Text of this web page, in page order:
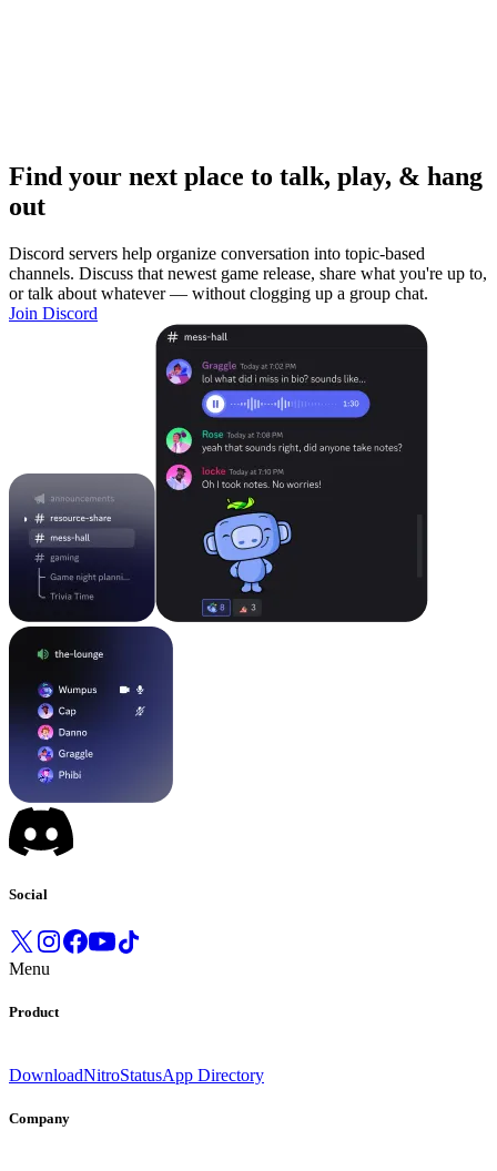
Find your next place to talk, play, & hang
out
Discord servers help organize conversation into topic-based
channels. Discuss that newest game release, share what you're up to,
or talk about whatever — without clogging up a group chat.
Join Discord
Social
Menu
Product
DownloadNitroStatusApp Directory
Company